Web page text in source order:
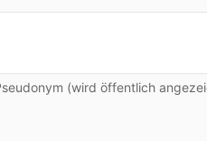
(wird öffentlich